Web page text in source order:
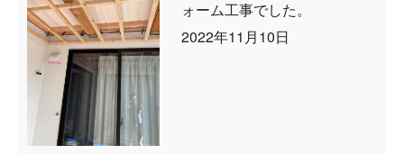
ォーム工事でした。
2022年11月10日